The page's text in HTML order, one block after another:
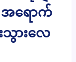
ရောက်
သွားလေ